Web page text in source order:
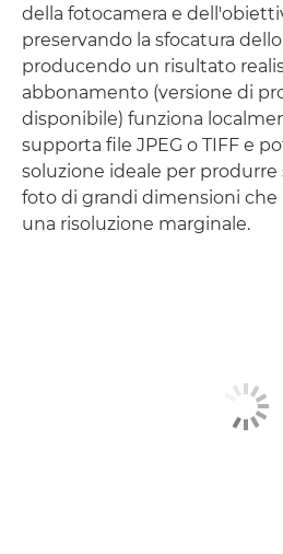
della fotocamera e
preservando la sfocatura
producendo un risultato
abbonamento (versione di
disponibile) funziona
supporta file JPEG o TIFF e
soluzione ideale per
foto di grandi dimensioni
una risoluzione marginale.